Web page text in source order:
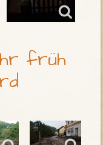
früh